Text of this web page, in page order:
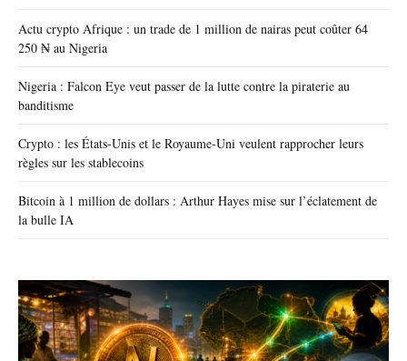
Actu crypto Afrique : un trade de 1 million de nairas peut coûter 64
250 ₦ au Nigeria
Nigeria : Falcon Eye veut passer de la lutte contre la piraterie au
banditisme
Crypto : les États-Unis et le Royaume-Uni veulent rapprocher leurs
règles sur les stablecoins
Bitcoin à 1 million de dollars : Arthur Hayes mise sur l’éclatement de
la bulle IA